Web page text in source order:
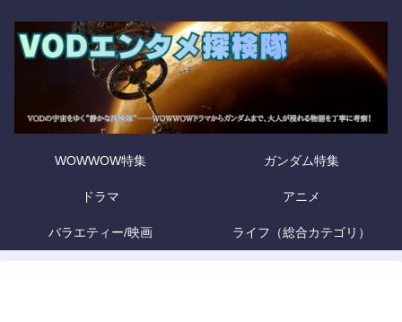
WOWWOW特集 ガンダム特集
ドラマ アニメ
バラエティー/映画 ライフ（総合カテゴリ）